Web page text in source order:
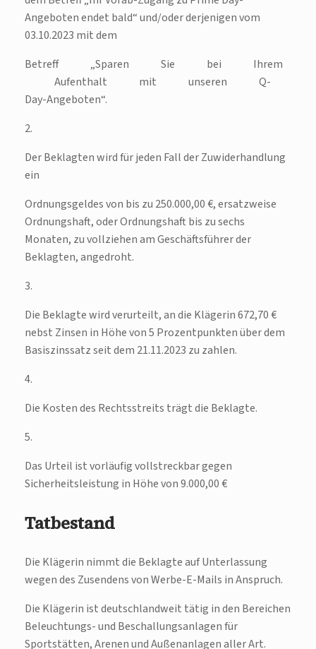
Angeboten endet bald“ und/oder derjenigen vom
03.10.2023 mit dem
Betreff „Sparen Sie bei Ihrem
Aufenthalt mit unseren Q-
Day-Angeboten“.
2.
Der Beklagten wird für jeden Fall der Zuwiderhandlung
ein
Ordnungsgeldes von bis zu 250.000,00 €, ersatzweise
Ordnungshaft, oder Ordnungshaft bis zu sechs
Monaten, zu vollziehen am Geschäftsführer der
Beklagten, angedroht.
3.
Die Beklagte wird verurteilt, an die Klägerin 672,70 €
nebst Zinsen in Höhe von 5 Prozentpunkten über dem
Basiszinssatz seit dem 21.11.2023 zu zahlen.
4.
Die Kosten des Rechtsstreits trägt die Beklagte.
5.
Das Urteil ist vorläufig vollstreckbar gegen
Sicherheitsleistung in Höhe von 9.000,00 €
Tatbestand
Die Klägerin nimmt die Beklagte auf Unterlassung
wegen des Zusendens von Werbe-E-Mails in Anspruch.
Die Klägerin ist deutschlandweit tätig in den Bereichen
Beleuchtungs- und Beschallungsanlagen für
Sportstätten, Arenen und Außenanlagen aller Art.